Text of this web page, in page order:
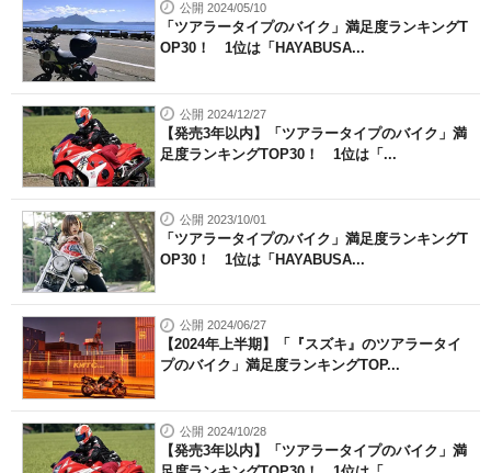
公開 2024/05/10
「ツアラータイプのバイク」満足度ランキングT
OP30！ 1位は「HAYABUSA...
公開 2024/12/27
【発売3年以内】「ツアラータイプのバイク」満
足度ランキングTOP30！ 1位は「...
公開 2023/10/01
「ツアラータイプのバイク」満足度ランキングT
OP30！ 1位は「HAYABUSA...
公開 2024/06/27
【2024年上半期】「『スズキ』のツアラータイ
プのバイク」満足度ランキングTOP...
公開 2024/10/28
【発売3年以内】「ツアラータイプのバイク」満